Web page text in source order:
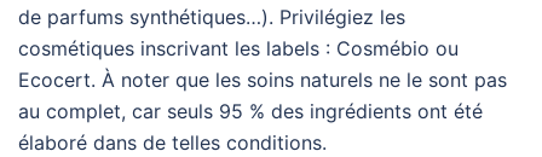
de parfums synthétiques…). Privilégiez les
cosmétiques inscrivant les labels : Cosmébio ou
Ecocert. À noter que les soins naturels ne le sont pas
au complet, car seuls 95 % des ingrédients ont été
élaboré dans de telles conditions.